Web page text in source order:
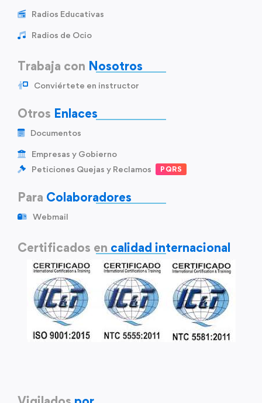
Radios Educativas
Radios de Ocio
Trabaja con Nosotros
Conviértete en instructor
Otros Enlaces
Documentos
Empresas y Gobierno
Peticiones Quejas y Reclamos
PQRS
Para Colaboradores
Webmail
Certificados en calidad internacional